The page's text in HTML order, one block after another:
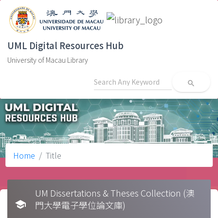
UML Digital Resources Hub
University of Macau Library
search
Home Title
school
UM Dissertations & Theses Collection (澳
門大學電子學位論文庫)